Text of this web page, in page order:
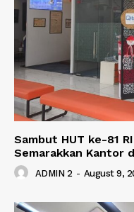
Sambut HUT ke-81
Semarakkan Kantor
ADMIN 2 - August 9,